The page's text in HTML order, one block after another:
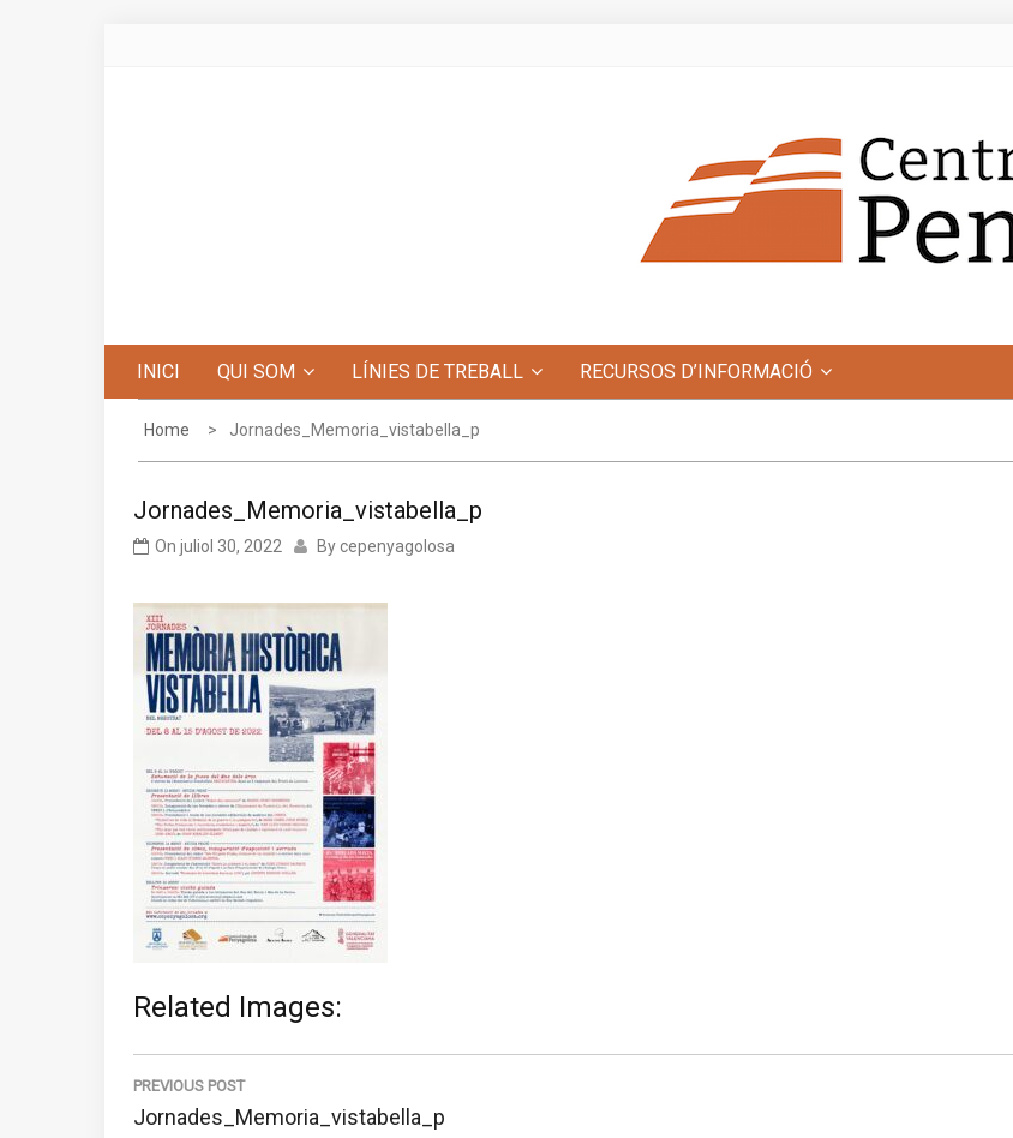
INICI QUI SOM LÍNIES DE TREBALL RECURSOS D’INFORMACIÓ
Home Jornades_Memoria_vistabella_p
Jornades_Memoria_vistabella_p
On juliol 30, 2022 By cepenyagolosa
Related Images:
Navegació
d'entrades
PREVIOUS POST
Previous
Jornades_Memoria_vistabella_p